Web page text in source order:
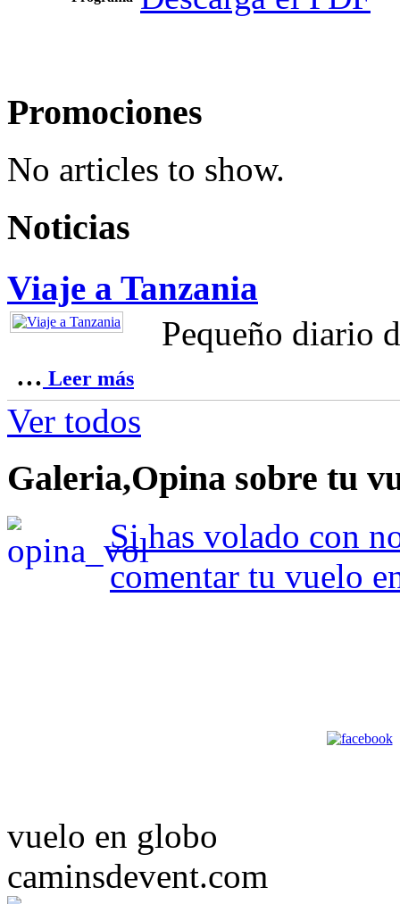
Promociones
No articles to show.
Noticias
Viaje a Tanzania
Pequeño diario
... Leer más
Ver todos
Galeria,Opina sobre tu
Si has volado con
comentar tu vuelo
vuelo en globo
caminsdevent.com